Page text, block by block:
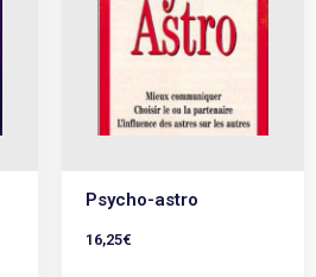
Psycho-astro
16,25€